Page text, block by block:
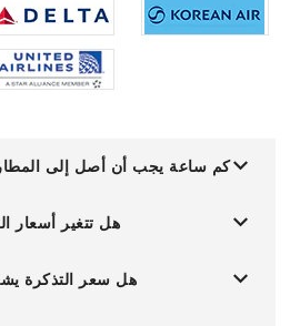
كم ساعة يجب أن أصل إلى المطار
هل تتغير أسعار
هل سعر التذكرة